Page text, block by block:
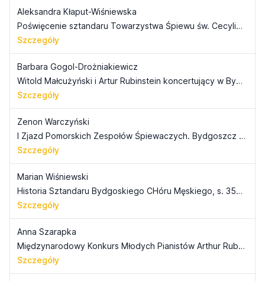
Aleksandra Kłaput-Wiśniewska
Poświęcenie sztandaru Towarzystwa Śpiewu św. Cecylia Bydgoszcz-Czyżkówko, s. 339-344
Szczegóły
Barbara Gogol-Drożniakiewicz
Witold Małcużyński i Artur Rubinstein koncertujący w Bydgoszczy, s. 345-348
Szczegóły
Zenon Warczyński
I Zjazd Pomorskich Zespołów Śpiewaczych. Bydgoszcz 8-10 VI 1046, s. 349-356
Szczegóły
Marian Wiśniewski
Historia Sztandaru Bydgoskiego CHóru Męskiego, s. 357-361
Szczegóły
Anna Szarapka
Międzynarodowy Konkurs Młodych Pianistów Arthur Rubinstein in memoriam, s. 385-395
Szczegóły